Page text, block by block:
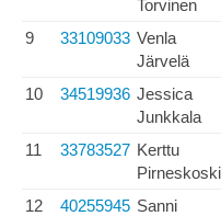
Torvinen
9 33109033 Venla
Järvelä
10 34519936 Jessica
Junkkala
11 33783527 Kerttu
Pirneskoski
12 40255945 Sanni